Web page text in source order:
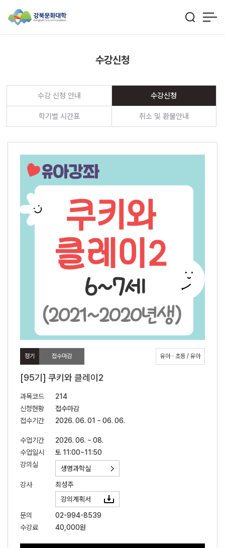
수강신청
수강 신청 안내 수강신청
학기별 시간표 취소 및 환불안내
정기 접수마감 유아ㆍ초등 / 유아
[95기] 쿠키와 클레이2
과목코드
214
신청현황
접수마감
접수기간
2026. 06. 01 ~ 06. 06.
수업기간
2026. 06. ~ 08.
수업일시
토 11:00~11:50
강의실
생명과학실
강사
최성주
강의계획서
문의
02-994-8539
수강료
40,000원